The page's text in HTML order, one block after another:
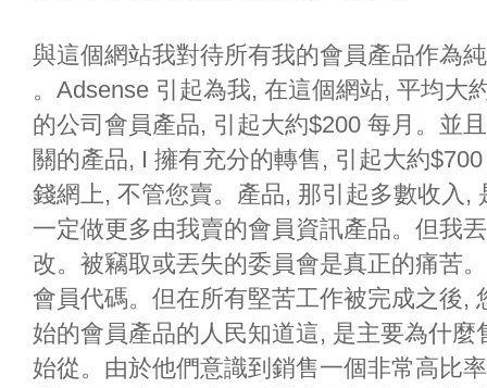
與這個網站我對待所有我的會員產品作為
。Adsense 引起為我, 在這個網站, 平均大
的公司會員產品, 引起大約$200 每月。並
關的產品, I 擁有充分的轉售, 引起大約
錢網上, 不管您賣。產品, 那引起多數收入,
一定做更多由我賣的會員資訊產品。但我
改。被竊取或丟失的委員會是真正的痛苦
會員代碼。但在所有堅苦工作被完成之後,
始的會員產品的人民知道這, 是主要為什
始從。由於他們意識到銷售一個非常高比